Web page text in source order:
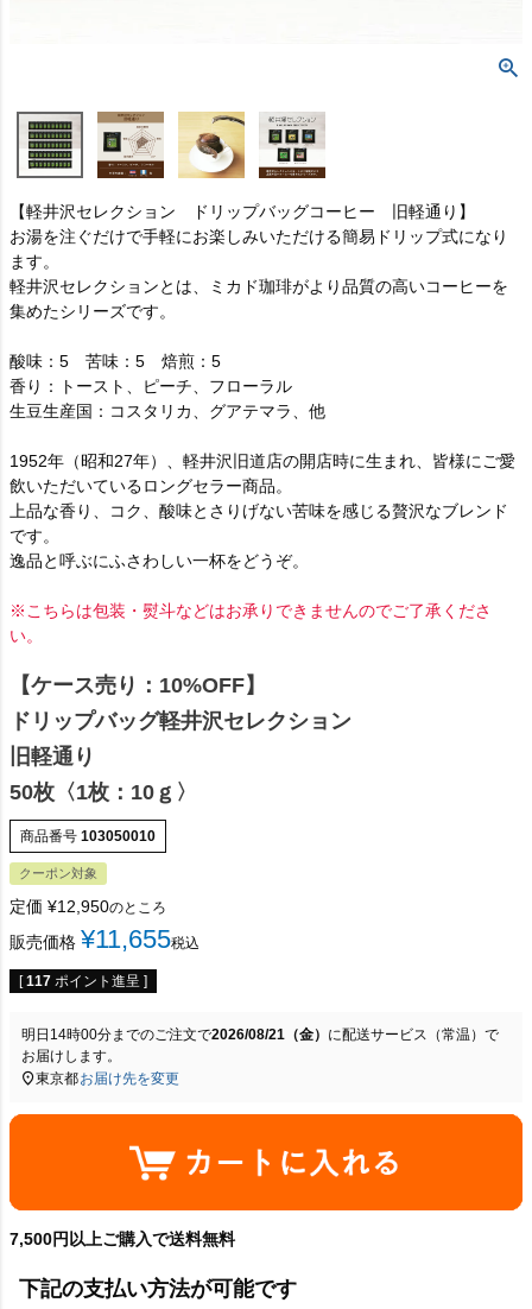
【軽井沢セレクション ドリップバッグコーヒー 旧軽通り】
お湯を注ぐだけで手軽にお楽しみいただける簡易ドリップ式になり
ます。
軽井沢セレクションとは、ミカド珈琲がより品質の高いコーヒーを
集めたシリーズです。
酸味：5 苦味：5 焙煎：5
香り：トースト、ピーチ、フローラル
生豆生産国：コスタリカ、グアテマラ、他
1952年（昭和27年）、軽井沢旧道店の開店時に生まれ、皆様にご愛
飲いただいているロングセラー商品。
上品な香り、コク、酸味とさりげない苦味を感じる贅沢なブレンド
です。
逸品と呼ぶにふさわしい一杯をどうぞ。
※こちらは包装・熨斗などはお承りできませんのでご了承くださ
い。
【ケース売り：10%OFF】
ドリップバッグ軽井沢セレクション
旧軽通り
50枚〈1枚：10ｇ〉
商品番号 103050010
クーポン対象
定価 ¥12,950のところ
販売価格 ¥11,655税込
[ 117 ポイント進呈 ]
明日 14時00分までのご注文で2026/08/21（金） に配送サービス（常温） で
お届けします。
東京都お届け先を変更
7,500円以上ご購入で送料無料
下記の支払い方法が可能です